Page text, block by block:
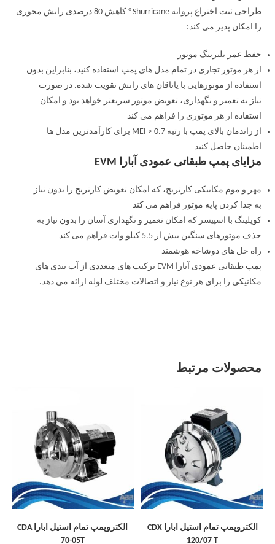
طراحی ثبت اختراع پروانه Shurricane® کاهش 80 درصدی رانش محوری
را امکان پذیر می کند:
حفظ عمر بلبرینگ موتور
از هر موتور تجاری در تمام مدل های پمپ استفاده کنید، بنابراین بدون
استفاده از موتورهایی با یاتاقان های رانش تقویت شده. در صورت
نیاز به تعمیر و نگهداری، تعویض موتور سریعتر خواهد بود و امکان
استفاده از هر موتوری را فراهم می کند
از راندمان بالای پمپ با رتبه MEI > 0.7 برای کارآمدترین مدل ها
اطمینان حاصل کنید
مزایای پمپ طبقاتی عمودی آبارا EVM
مهر و موم مکانیکی کارتریج، که امکان تعویض کارتریج را بدون نیاز
به جدا کردن پایه موتور فراهم می کند
کوپلینگ با اسپیسر که امکان تعمیر و نگهداری آسان را بدون نیاز به
حذف موتورهای سنگین بیش از 5.5 کیلو وات فراهم می کند
راه حل های دوشاخه هوشمند
پمپ طبقاتی عمودی آبارا EVM ترکیب های متعددی از آب بندی های
مکانیکی را برای هر نوع نیاز و اتصالات مختلف لوله ارائه می دهد.
محصولات مرتبط
الکتروپمپ تمام استیل ابارا CDX
120/07 T
الکتروپمپ تمام استیل ابارا CDA
70-05T